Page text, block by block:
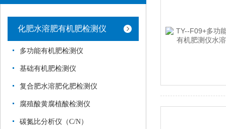
化肥水溶肥有机肥检测仪
多功能有机肥检测仪
基础有机肥检测仪
复合肥水溶肥化肥检测仪
腐殖酸黄腐植酸检测仪
碳氮比分析仪（C/N）